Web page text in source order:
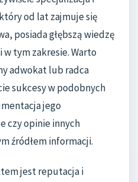
od lat zajmuje się
posiada głębszą wiedzę
tym zakresie. Warto
adwokat lub radca
sukcesy w podobnych
jego
czy opinie innych
źródłem informacji.
jest reputacja i